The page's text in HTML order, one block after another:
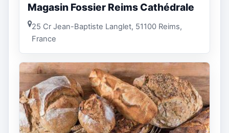
Magasin Fossier Reims Cathédrale
25 Cr Jean-Baptiste Langlet, 51100 Reims,
France